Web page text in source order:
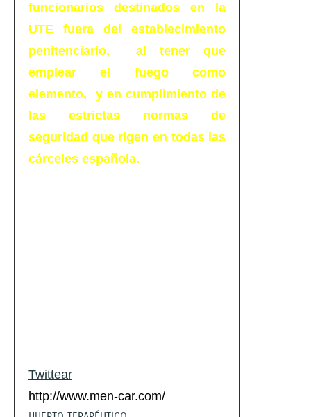
funcionarios destinados en la
UTE fuera del establecimiento
penitenciario, al tener que
emplear el fuego como
elemento, y en cumplimiento de
las estrictas normas de
seguridad que rigen en todas las
cárceles española.
Twittear
http://www.men-car.com/